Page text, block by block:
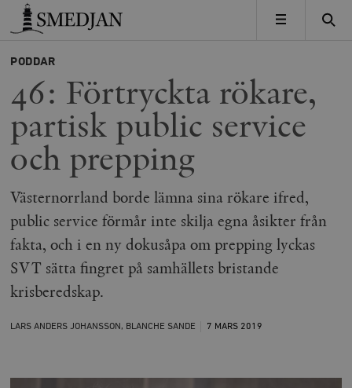
Timbro
MENY
PODDAR
46: Förtryckta rökare,
partisk public service
och prepping
Västernorrland borde lämna sina rökare ifred,
public service förmår inte skilja egna åsikter från
fakta, och i en ny dokusåpa om prepping lyckas
SVT sätta fingret på samhällets bristande
krisberedskap.
LARS ANDERS JOHANSSON, BLANCHE SANDE 7 MARS 2019